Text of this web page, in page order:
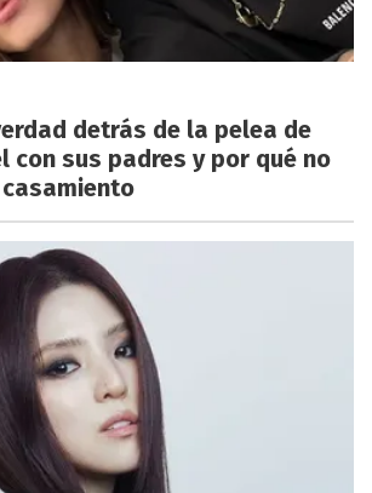
detrás de la pelea de
con sus padres y por qué no